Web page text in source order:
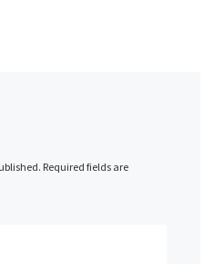
Required fields are